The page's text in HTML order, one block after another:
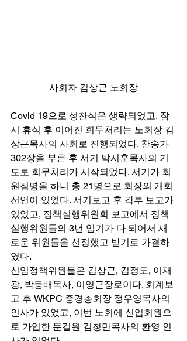
사회자 김상근 노회장
Covid 19으로 성찬식은 생략되었고, 잠
시 휴식 후 이어진 회무처리는 노회장 김
상근목사의 사회로 진행되었다. 찬송가
302장을 부른 후 서기 박시훈목사의 기
도로 회무처리가 시작되었다. 서기가 회
원점명을 하니 총 21명으로 회장의 개회
선언이 있었다. 서기보고 후 각부 보고가
있었고, 정책실행위원회 보고에서 정책
실행위원들의 3년 임기가 다 되어서 새
로운 위원들을 선정했고 받기로 가결하
였다.
신임정책위원들은 김상근, 김정도, 이재
광, 박등배목사, 이영근장로이다. 회계보
고 후 WKPC 증경총회장 정우영목사의
인사가 있었고, 이번 노회에 신입회원으
로 가입한 문길원 김청만목사의 환영 인